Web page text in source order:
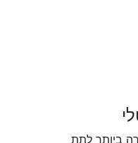
ביותר לתת